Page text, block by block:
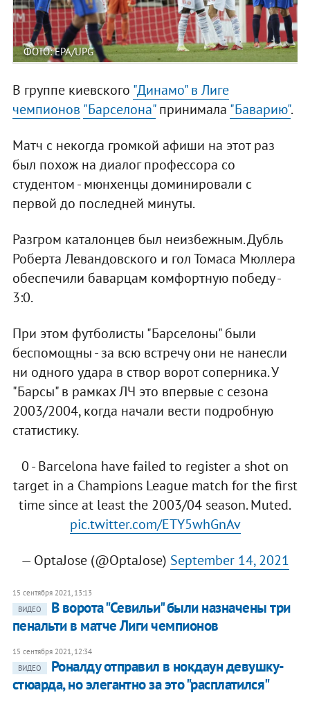
ФОТО: EPA/UPG
В группе киевского "Динамо" в Лиге
чемпионов "Барселона"принимала "Баварию".
Матч с некогда громкой афиши на этот раз
был похож на диалог профессора со
студентом - мюнхенцы доминировали с
первой до последней минуты.
Разгром каталонцев был неизбежным. Дубль
Роберта Левандовского и гол Томаса Мюллера
обеспечили баварцам комфортную победу -
3:0.
При этом футболисты "Барселоны" были
беспомощны - за всю встречу они не нанесли
ни одного удара в створ ворот соперника. У
"Барсы" в рамках ЛЧ это впервые с сезона
2003/2004, когда начали вести подробную
статистику.
0 - Barcelona have failed to register a shot on
target in a Champions League match for the first
time since at least the 2003/04 season. Muted.
pic.twitter.com/ETY5whGnAv
— OptaJose (@OptaJose) September 14, 2021
15 сентября 2021, 13:13
ВИДЕО
В ворота "Севильи" были назначены три
пенальти в матче Лиги чемпионов
15 сентября 2021, 12:34
ВИДЕО
Роналду отправил в нокдаун девушку-
стюарда, но элегантно за это "расплатился"